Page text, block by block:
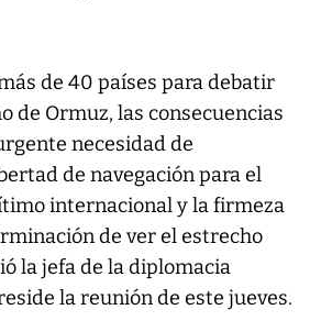
de 40 países para debatir
de Ormuz, las consecuencias
necesidad de
de navegación para el
internacional y la firmeza
de ver el estrecho
la jefa de la diplomacia
la reunión de este jueves.